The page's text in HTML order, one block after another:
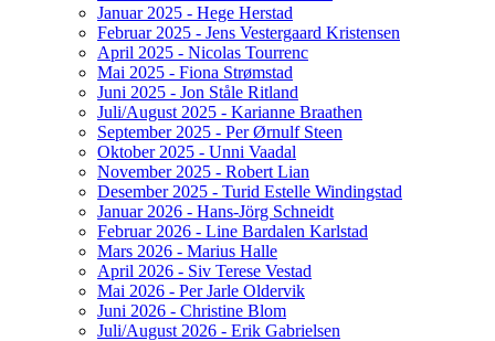
Januar 2025 - Hege Herstad
Februar 2025 - Jens Vestergaard Kristensen
April 2025 - Nicolas Tourrenc
Mai 2025 - Fiona Strømstad
Juni 2025 - Jon Ståle Ritland
Juli/August 2025 - Karianne Braathen
September 2025 - Per Ørnulf Steen
Oktober 2025 - Unni Vaadal
November 2025 - Robert Lian
Desember 2025 - Turid Estelle Windingstad
Januar 2026 - Hans-Jörg Schneidt
Februar 2026 - Line Bardalen Karlstad
Mars 2026 - Marius Halle
April 2026 - Siv Terese Vestad
Mai 2026 - Per Jarle Oldervik
Juni 2026 - Christine Blom
Juli/August 2026 - Erik Gabrielsen